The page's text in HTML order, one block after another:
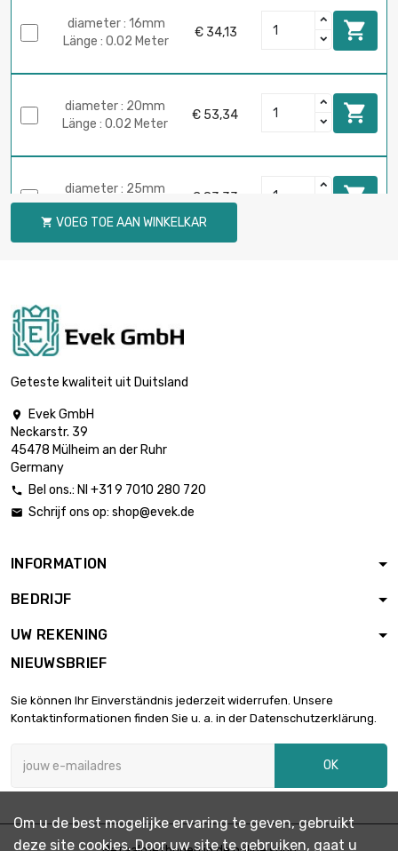
diameter : 16mm
Länge : 0.02 Meter
€ 34,13 
diameter : 20mm
Länge : 0.02 Meter
€ 53,34 
diameter : 25mm
Länge : 0.02 Meter
€ 83,33 
diameter : 50mm
Länge : 0.02 Meter
diameter : 60mm
diameter : 6mm
Länge : 0.05 Meter
€ 21,33
diameter : 10mm
 VOEG TOE AAN WINKELKAR
Geteste kwaliteit uit Duitsland

Evek GmbH
Neckarstr. 39
45478 Mülheim an der Ruhr
Germany
 Bel ons.: Nl +31 9 7010 280 720
 Schrijf ons op: shop@evek.de
INFORMATION
BEDRIJF
UW REKENING
NIEUWSBRIEF
Sie können Ihr Einverständnis jederzeit widerrufen. Unsere
Kontaktinformationen finden Sie u. a. in der Datenschutzerklärung.
OK
Om u de best mogelijke ervaring te geven, gebruikt
deze site cookies. Door uw site te gebruiken, gaat u